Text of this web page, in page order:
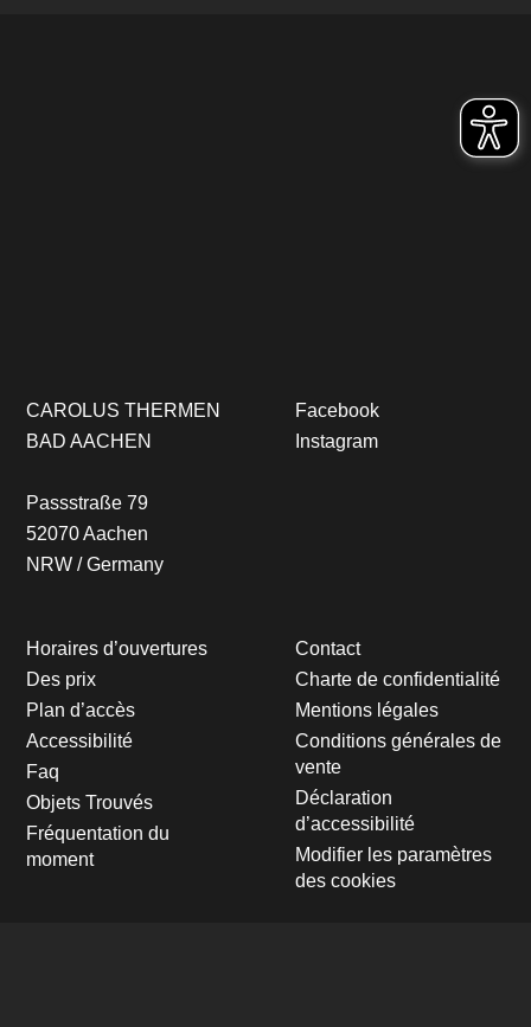
CAROLUS THERMEN
BAD AACHEN
Passstraße 79
52070 Aachen
NRW / Germany
Facebook
Instagram
Horaires d’ouvertures
Des prix
Plan d’accès
Accessibilité
Faq
Objets Trouvés
Fréquentation du
moment
Contact
Charte de confidentialité
Mentions légales
Conditions générales de
vente
Déclaration
d’accessibilité
Modifier les paramètres
des cookies